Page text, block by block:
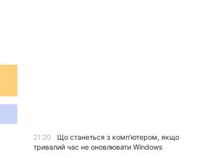
21:20
Що станеться з комп’ютером, якщо
тривалий час не оновлювати Windows